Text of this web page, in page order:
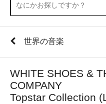
世界の音楽
WHITE SHOES &
COMPANY
Topstar Collection